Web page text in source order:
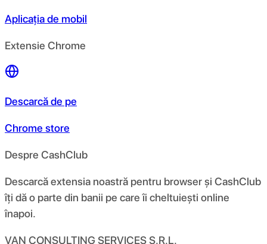
Aplicația de mobil
Extensie Chrome
Descarcă de pe
Chrome store
Despre CashClub
Descarcă extensia noastră pentru browser și CashClub
îți dă o parte din banii pe care îi cheltuiești online
înapoi.
VAN CONSULTING SERVICES S.R.L.